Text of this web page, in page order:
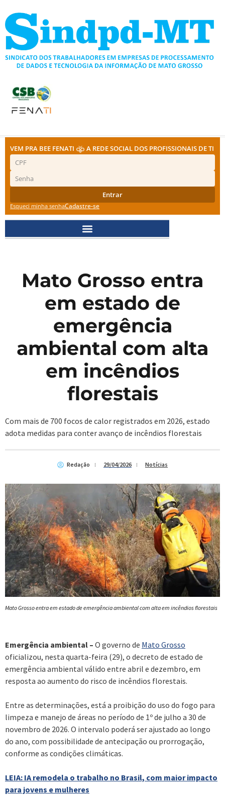
para
conteúdo
VEM PRA BEE FENATI A REDE SOCIAL DOS PROFISSIONAIS DE TI
Entrar
Esqueci minha senhaCadastre-se
Mato Grosso entra
em estado de
emergência
ambiental com alta
em incêndios
florestais
Com mais de 700 focos de calor registrados em 2026, estado
adota medidas para conter avanço de incêndios florestais
Redação 29/04/2026 Notícias
Mato Grosso entra em estado de emergência ambiental com alta em incêndios florestais
Emergência ambiental – O governo de Mato Grosso
oficializou, nesta quarta-feira (29), o decreto de estado de
emergência ambiental válido entre abril e dezembro, em
resposta ao aumento do risco de incêndios florestais.
Entre as determinações, está a proibição do uso do fogo para
limpeza e manejo de áreas no período de 1º de julho a 30 de
novembro de 2026. O intervalo poderá ser ajustado ao longo
do ano, com possibilidade de antecipação ou prorrogação,
conforme as condições climáticas.
LEIA: IA remodela o trabalho no Brasil, com maior impacto
para jovens e mulheres